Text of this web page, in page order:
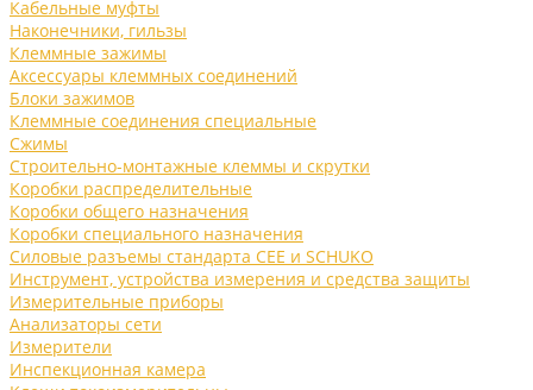
Кабельные муфты
Наконечники, гильзы
Клеммные зажимы
Аксессуары клеммных соединений
Блоки зажимов
Клеммные соединения специальные
Сжимы
Строительно-монтажные клеммы и скрутки
Коробки распределительные
Коробки общего назначения
Коробки специального назначения
Силовые разъемы стандарта CEE и SCHUKO
Инструмент, устройства измерения и средства защиты
Измерительные приборы
Анализаторы сети
Измерители
Инспекционная камера